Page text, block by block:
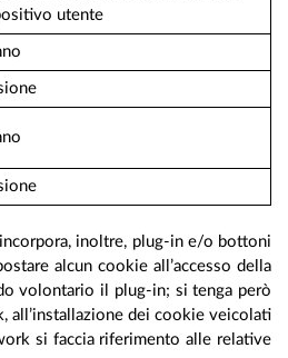
utente
inoltre, plug-in e/o bottoni
alcun cookie all’accesso della
volontario il plug-in; si tenga però
all’installazione dei cookie veicolati
si faccia riferimento alle relative